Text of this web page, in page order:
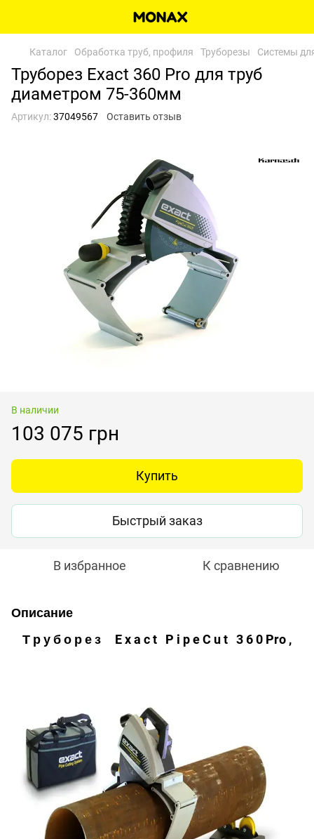
Каталог Обработка труб, профиля Труборезы Системы
Труборез Exact 360 Pro для труб
диаметром 75-360мм
Артикул:37049567 Оставить отзыв
В наличии
103 075 грн
Купить
Быстрый заказ
В избранное К сравнению
Описание
Т р у б о р е з E x a c t P i p e C u t 3 6 0 Pro ,